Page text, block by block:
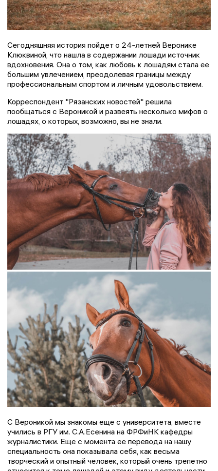
Сегодняшняя история пойдет о 24-летней Веронике
Клюквиной, что нашла в содержании лошади источник
вдохновения. Она о том, как любовь к лошадям стала ее
большим увлечением, преодолевая границы между
профессиональным спортом и личным удовольствием.
Корреспондент "Рязанских новостей" решила
пообщаться с Вероникой и развеять несколько мифов о
лошадях, о которых, возможно, вы не знали.
С Вероникой мы знакомы еще с университета, вместе
учились в РГУ им. С.А.Есенина на ФРФиНК кафедры
журналистики. Еще с момента ее перевода на нашу
специальность она показывала себя, как весьма
творческий и опытный человек, который очень трепетно